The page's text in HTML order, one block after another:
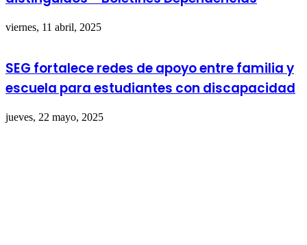
viernes, 11 abril, 2025
SEG fortalece redes de apoyo entre familia y
escuela para estudiantes con discapacidad
jueves, 22 mayo, 2025